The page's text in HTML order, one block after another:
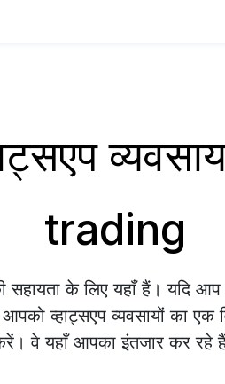
trading
सहायता के लिए यहाँ हैं।
व्हाट्सएप व्यवसायों का एक
वे यहाँ आपका इंतजार कर रहे